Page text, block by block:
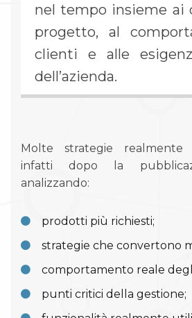
nel tempo insieme ai
progetto, al
clienti e alle
dell’azienda.
Molte strategie realmente
infatti dopo la
analizzando:
prodotti più richiesti;
strategie che convertono
comportamento reale
punti critici della gestione;